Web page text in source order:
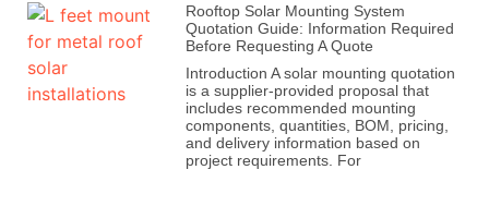
Rooftop Solar Mounting System
Quotation Guide: Information Required
Before Requesting A Quote
Introduction A solar mounting quotation
is a supplier-provided proposal that
includes recommended mounting
components, quantities, BOM, pricing,
and delivery information based on
project requirements. For